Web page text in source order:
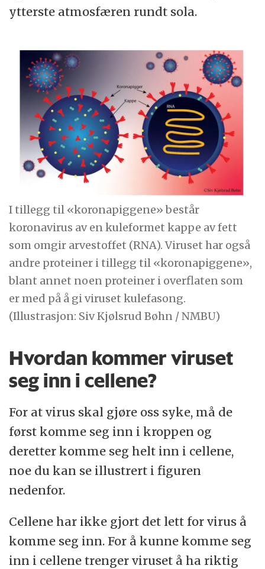
ytterste atmosfæren rundt sola.
I tillegg til «koronapiggene» består
koronavirus av en kuleformet kappe av fett
som omgir arvestoffet (RNA). Viruset har også
andre proteiner i tillegg til «koronapiggene»,
blant annet noen proteiner i overflaten som
er med på å gi viruset kulefasong.
(Illustrasjon: Siv Kjølsrud Bøhn / NMBU)
Hvordan kommer viruset
seg inn i cellene?
For at virus skal gjøre oss syke, må de
først komme seg inn i kroppen og
deretter komme seg helt inn i cellene,
noe du kan se illustrert i figuren
nedenfor.
Cellene har ikke gjort det lett for virus å
komme seg inn. For å kunne komme seg
inn i cellene trenger viruset å ha riktig